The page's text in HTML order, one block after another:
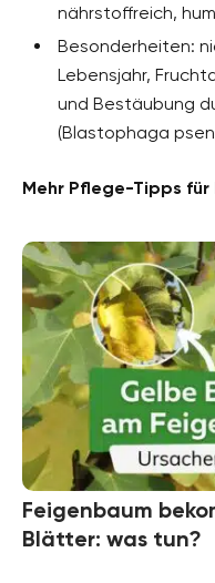
nährstoffreich,
Besonderheiten:
Lebensjahr,
und Bestäubung
(Blastophaga
Mehr Pflege-Tipps für
Feigenbaum
Blätter: was tun?